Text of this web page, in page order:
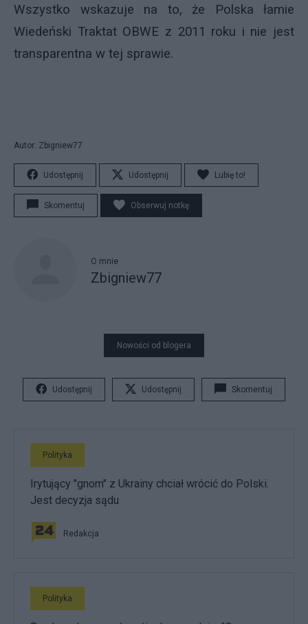
Wszystko wskazuje na to, że Polska łamie
Wiedeński Traktat OBWE z 2011 roku i nie jest
transparentna w tej sprawie.
Autor: Zbigniew77
Udostępnij Udostępnij Lubię to!
Skomentuj Obserwuj notkę
O mnie
Zbigniew77
Nowości od blogera
Udostępnij Udostępnij Skomentuj
Polityka
Irytujący "gnom" z Ukrainy chciał wrócić do Polski.
Jest decyzja sądu
Redakcja
Polityka